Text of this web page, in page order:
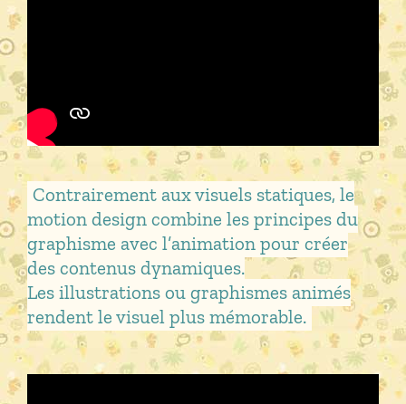
Contrairement aux visuels statiques, le
motion design combine les principes du
graphisme avec l’animation pour créer
des contenus dynamiques.
Les illustrations ou graphismes animés
rendent le visuel plus mémorable.